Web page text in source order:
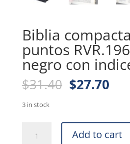
Biblia
puntos
negro con
$31.40 Original
price
$31.40.
$27.70
3 in stock
compacta
Add to cart